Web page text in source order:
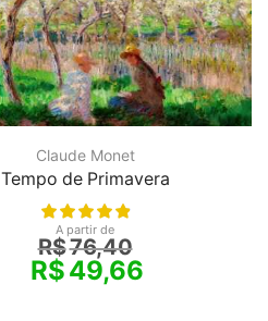
Claude Monet
Tempo de Primavera
A partir de
R$76,40
R$49,66